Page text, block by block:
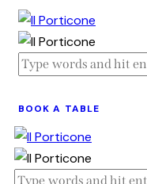
BOOK A TABLE